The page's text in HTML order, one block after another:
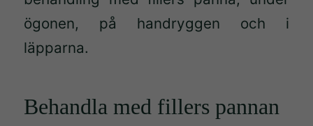
ögonen, på handryggen och i
läpparna.
Behandla med fillers pannan